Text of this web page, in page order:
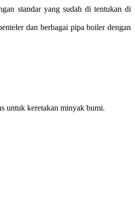
standar yang sudah di tentukan di
dan berbagai pipa boiler dengan
keretakan minyak bumi.